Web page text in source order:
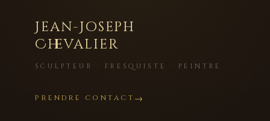
Jean-Joseph
Chevalier
SCULPTEUR · FRESQUISTE · PEINTRE
PRENDRE CONTACT